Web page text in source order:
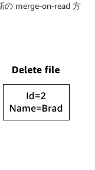
の merge-on-read 方